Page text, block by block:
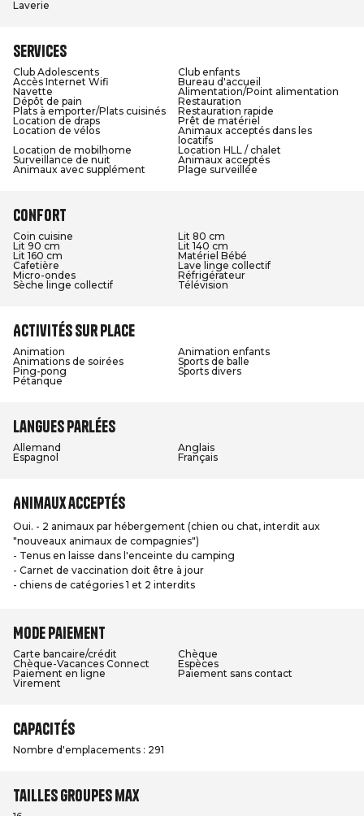
Laverie
Services
Club Adolescents
Club enfants
Accès Internet Wifi
Bureau d'accueil
Navette
Alimentation/Point alimentation
Dépôt de pain
Restauration
Plats à emporter/Plats cuisinés
Restauration rapide
Location de draps
Prêt de matériel
Location de vélos
Animaux acceptés dans les
locatifs
Location de mobilhome
Location HLL / chalet
Surveillance de nuit
Animaux acceptés
Animaux avec supplément
Plage surveillée
Confort
Coin cuisine
Lit 80 cm
Lit 90 cm
Lit 140 cm
Lit 160 cm
Matériel Bébé
Cafetière
Lave linge collectif
Micro-ondes
Réfrigérateur
Sèche linge collectif
Télévision
Activités sur place
Animation
Animation enfants
Animations de soirées
Sports de balle
Ping-pong
Sports divers
Pétanque
Langues parlées
Allemand
Anglais
Espagnol
Français
Animaux acceptés
Oui. - 2 animaux par hébergement (chien ou chat, interdit aux
"nouveaux animaux de compagnies")
- Tenus en laisse dans l'enceinte du camping
- Carnet de vaccination doit être à jour
- chiens de catégories 1 et 2 interdits
Mode paiement
Carte bancaire/crédit
Chèque
Chèque-Vacances Connect
Espèces
Paiement en ligne
Paiement sans contact
Virement
Capacités
Nombre d'emplacements : 291
Tailles groupes max